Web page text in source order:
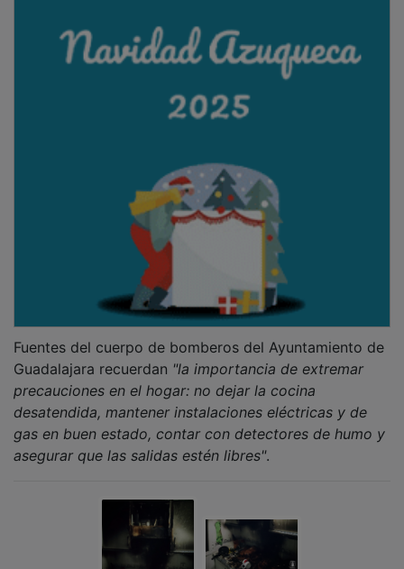
Fuentes del cuerpo de bomberos del Ayuntamiento de
Guadalajara recuerdan "la importancia de extremar
precauciones en el hogar: no dejar la cocina
desatendida, mantener instalaciones eléctricas y de
gas en buen estado, contar con detectores de humo y
asegurar que las salidas estén libres".